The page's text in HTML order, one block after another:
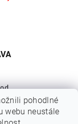
pohodlné
webu neustále